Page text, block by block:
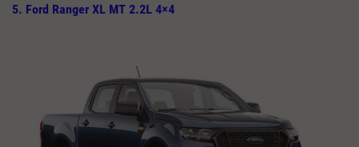
5. Ford Ranger XL MT 2.2L 4×4